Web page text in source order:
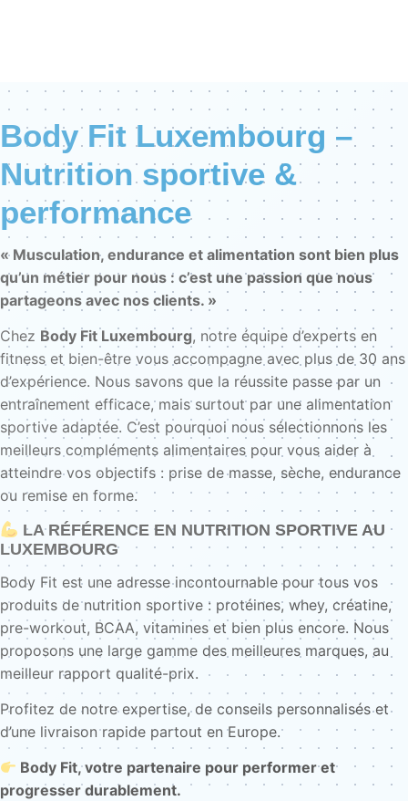
Body Fit Luxembourg –
Nutrition sportive &
performance
« Musculation, endurance et alimentation sont bien plus
qu’un métier pour nous : c’est une passion que nous
partageons avec nos clients. »
Chez Body Fit Luxembourg, notre équipe d’experts en
fitness et bien-être vous accompagne avec plus de 30 ans
d’expérience. Nous savons que la réussite passe par un
entraînement efficace, mais surtout par une alimentation
sportive adaptée. C’est pourquoi nous sélectionnons les
meilleurs compléments alimentaires pour vous aider à
atteindre vos objectifs : prise de masse, sèche, endurance
ou remise en forme.
LA RÉFÉRENCE EN NUTRITION SPORTIVE AU
LUXEMBOURG
Body Fit est une adresse incontournable pour tous vos
produits de nutrition sportive : protéines, whey, créatine,
pre-workout, BCAA, vitamines et bien plus encore. Nous
proposons une large gamme des meilleures marques, au
meilleur rapport qualité-prix.
Profitez de notre expertise, de conseils personnalisés et
d’une livraison rapide partout en Europe.
Body Fit, votre partenaire pour performer et
progresser durablement.